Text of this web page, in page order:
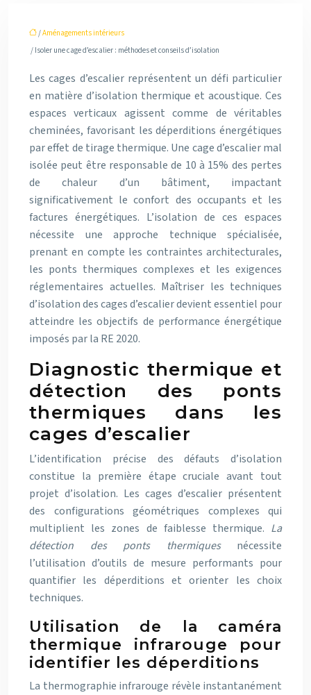
/Aménagements intérieurs
/ Isoler une cage d’escalier : méthodes et conseils d’isolation
Les cages d’escalier représentent un défi particulier
en matière d’isolation thermique et acoustique. Ces
espaces verticaux agissent comme de véritables
cheminées, favorisant les déperditions énergétiques
par effet de tirage thermique. Une cage d’escalier mal
isolée peut être responsable de 10 à 15% des pertes
de chaleur d’un bâtiment, impactant
significativement le confort des occupants et les
factures énergétiques. L’isolation de ces espaces
nécessite une approche technique spécialisée,
prenant en compte les contraintes architecturales,
les ponts thermiques complexes et les exigences
réglementaires actuelles. Maîtriser les techniques
d’isolation des cages d’escalier devient essentiel pour
atteindre les objectifs de performance énergétique
imposés par la RE 2020.
Diagnostic thermique et
détection des ponts
thermiques dans les
cages d’escalier
L’identification précise des défauts d’isolation
constitue la première étape cruciale avant tout
projet d’isolation. Les cages d’escalier présentent
des configurations géométriques complexes qui
multiplient les zones de faiblesse thermique. La
détection des ponts thermiques nécessite
l’utilisation d’outils de mesure performants pour
quantifier les déperditions et orienter les choix
techniques.
Utilisation de la caméra
thermique infrarouge pour
identifier les déperditions
La thermographie infrarouge révèle instantanément